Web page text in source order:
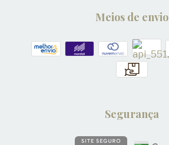
Meios de envio
Segurança